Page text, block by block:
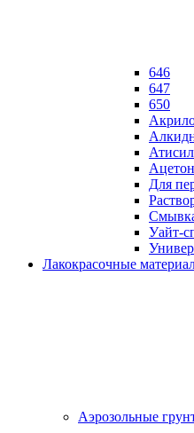
646
647
650
Ацетон
Для
Уайт-
Лакокрасочные
Аэрозольные